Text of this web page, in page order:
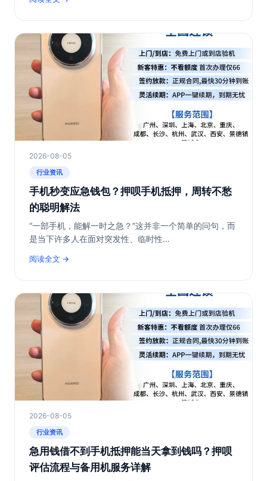
2026-08-05
行业资讯
手机秒变应急钱包？押呗手机抵押，周转不愁
的聪明解法
“一部手机，能解一时之急？”这并非一个简单的问句，而
是当下许多人在面对突发性、临时性…
阅读全文
2026-08-05
行业资讯
急用钱借不到手机抵押能当天拿到钱吗？押呗
评估流程与备用机服务详解